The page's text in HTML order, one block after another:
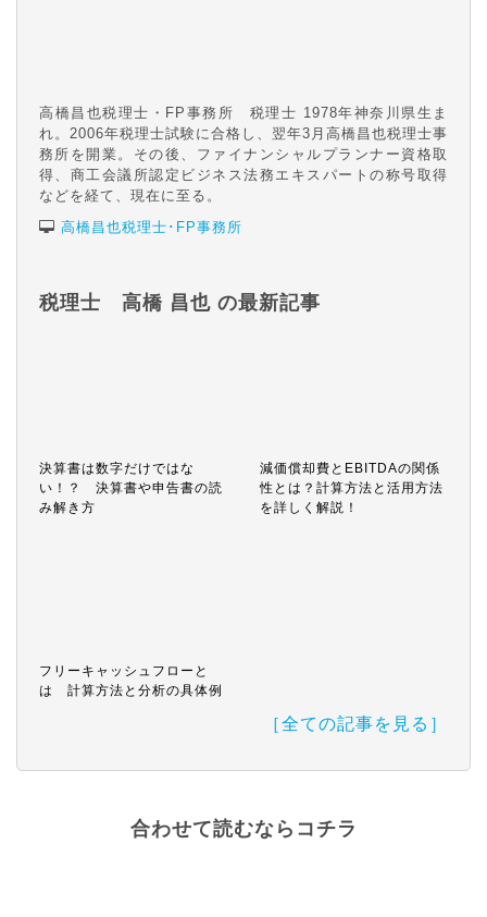
高橋昌也税理士・FP事務所 税理士 1978年神奈川県生ま
れ。2006年税理士試験に合格し、翌年3月高橋昌也税理士事
務所を開業。その後、ファイナンシャルプランナー資格取
得、商工会議所認定ビジネス法務エキスパートの称号取得
などを経て、現在に至る。
高橋昌也税理士･FP事務所
税理士 高橋 昌也 の最新記事
決算書は数字だけではな
い！？ 決算書や申告書の読
み解き方
減価償却費とEBITDAの関係
性とは？計算方法と活用方法
を詳しく解説！
フリーキャッシュフローと
は 計算方法と分析の具体例
［全ての記事を見る］
合わせて読むならコチラ